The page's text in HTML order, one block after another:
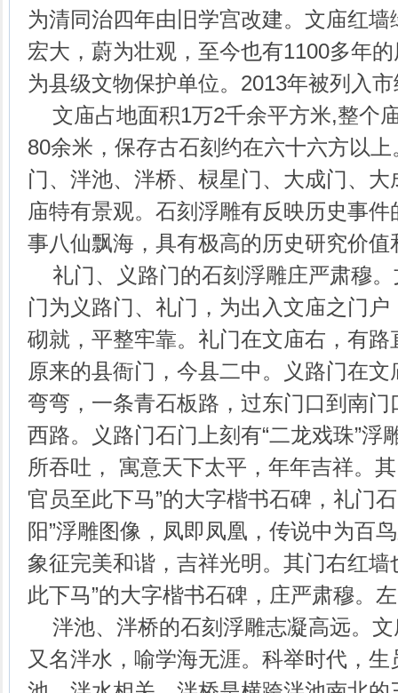
为清同治四年由旧学宫改建。文庙红
宏大，蔚为壮观，至今也有1100多年
为县级文物保护单位。2013年被列入
文庙占地面积1万2千余平方米,整个
80余米，保存古石刻约在六十六方以
门、泮池、泮桥、棂星门、大成门、
庙特有景观。石刻浮雕有反映历史事
事八仙飘海，具有极高的历史研究价值
礼门、义路门的石刻浮雕庄严肃穆。
门为义路门、礼门，为出入文庙之门
砌就，平整牢靠。礼门在文庙右，有
原来的县衙门，今县二中。义路门在
弯弯，一条青石板路，过东门口到南
西路。义路门石门上刻有“二龙戏珠”浮
所吞吐， 寓意天下太平，年年吉祥。
官员至此下马”的大字楷书石碑，礼门
阳”浮雕图像，凤即凤凰，传说中为百
象征完美和谐，吉祥光明。其门右红墙
此下马”的大字楷书石碑，庄严肃穆。
泮池、泮桥的石刻浮雕志凝高远。文
又名泮水，喻学海无涯。科举时代，